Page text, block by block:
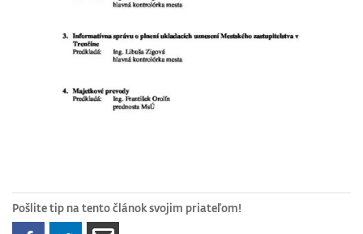
Pošlite tip na tento článok svojim priateľom!